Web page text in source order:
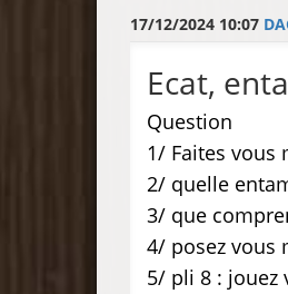
17/12/2024 10:07
Ecat,
Question
1/ Faites vous
2/ quelle
3/ que
4/ posez vous
5/ pli 8 : jouez